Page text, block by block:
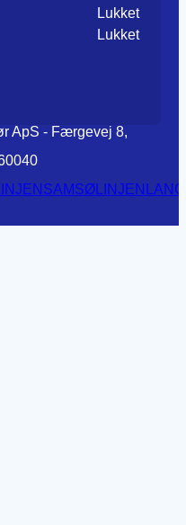
Lukket
Lukket
ApS - Færgevej 8,
SAMSØLINJEN